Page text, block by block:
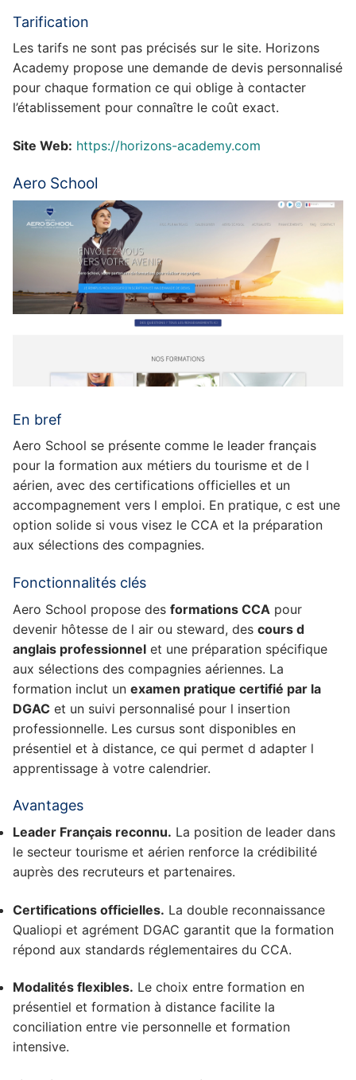
Tarification
Les tarifs ne sont pas précisés sur le site. Horizons
Academy propose une demande de devis personnalisé
pour chaque formation ce qui oblige à contacter
l’établissement pour connaître le coût exact.
Site Web: https://horizons-academy.com
Aero School
En bref
Aero School se présente comme le leader français
pour la formation aux métiers du tourisme et de l
aérien, avec des certifications officielles et un
accompagnement vers l emploi. En pratique, c est une
option solide si vous visez le CCA et la préparation
aux sélections des compagnies.
Fonctionnalités clés
Aero School propose des formations CCA pour
devenir hôtesse de l air ou steward, des cours d
anglais professionnel et une préparation spécifique
aux sélections des compagnies aériennes. La
formation inclut un examen pratique certifié par la
DGAC et un suivi personnalisé pour l insertion
professionnelle. Les cursus sont disponibles en
présentiel et à distance, ce qui permet d adapter l
apprentissage à votre calendrier.
Avantages
Leader Français reconnu. La position de leader dans
le secteur tourisme et aérien renforce la crédibilité
auprès des recruteurs et partenaires.
Certifications officielles. La double reconnaissance
Qualiopi et agrément DGAC garantit que la formation
répond aux standards réglementaires du CCA.
Modalités flexibles. Le choix entre formation en
présentiel et formation à distance facilite la
conciliation entre vie personnelle et formation
intensive.